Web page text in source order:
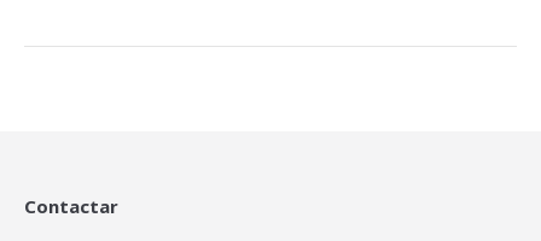
Contactar